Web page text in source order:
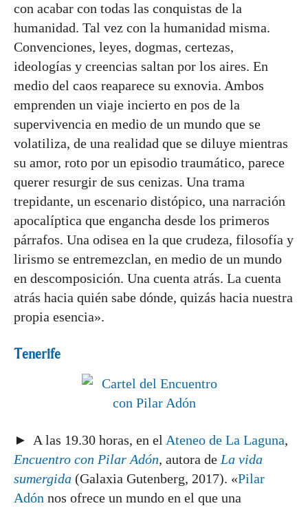
con acabar con todas las conquistas de la
humanidad. Tal vez con la humanidad misma.
Convenciones, leyes, dogmas, certezas,
ideologías y creencias saltan por los aires. En
medio del caos reaparece su exnovia. Ambos
emprenden un viaje incierto en pos de la
supervivencia en medio de un mundo que se
volatiliza, de una realidad que se diluye mientras
su amor, roto por un episodio traumático, parece
querer resurgir de sus cenizas. Una trama
trepidante, un escenario distópico, una narración
apocalíptica que engancha desde los primeros
párrafos. Una odisea en la que crudeza, filosofía y
lirismo se entremezclan, en medio de un mundo
en descomposición. Una cuenta atrás. La cuenta
atrás hacia quién sabe dónde, quizás hacia nuestra
propia esencia».
Tenerife
► A las 19.30 horas, en el Ateneo de La Laguna,
Encuentro con Pilar Adón, autora de La vida
sumergida (Galaxia Gutenberg, 2017). «Pilar
Adón nos ofrece un mundo en el que una